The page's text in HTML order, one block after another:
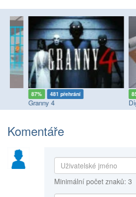
481 přehrání
Granny 4 Dig
Komentáře
Minimální počet znaků: 3